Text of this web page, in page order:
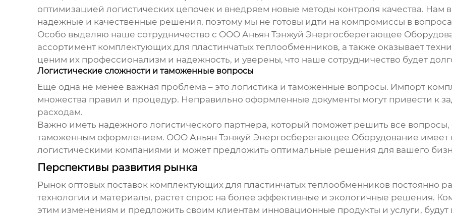
оптимизацией логистических цепочек и внедряем новые методы контроля качества. Нам
надежные и качественные решения, поэтому мы не готовы идти на компромиссы в
Особо выделяю наше сотрудничество с ООО Аньян Тэнжуй Энергосберегающее
ассортимент комплектующих для пластинчатых теплообменников, а также оказывает
ценим их профессионализм и надежность, и уверены, что наше сотрудничество будет
Логистические сложности и таможенные вопросы
Еще одна не менее важная проблема – это логистика и таможенные вопросы. Импорт
множества правил и процедур. Неправильно оформленные документы могут привести к
расходам.
Важно иметь надежного логистического партнера, который поможет решить все
таможенным оформлением. ООО Аньян Тэнжуй Энергосберегающее Оборудование имеет
логистическими компаниями и может предложить оптимальные решения для вашего
Перспективы развития рынка
Рынок оптовых поставок комплектующих для пластинчатых теплообменниковпостоянно
технологии и материалы, растет спрос на более эффективные и экологичные решения.
этим изменениям и предложить своим клиентам инновационные продукты и услуги,